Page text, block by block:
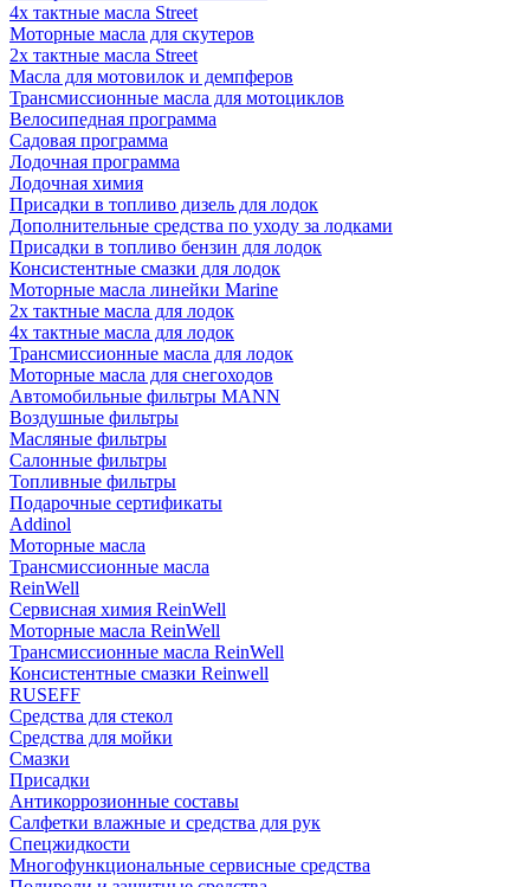
4х тактные масла Street
Моторные масла для скутеров
2х тактные масла Street
Масла для мотовилок и демпферов
Трансмиссионные масла для мотоциклов
Велосипедная программа
Садовая программа
Лодочная программа
Лодочная химия
Присадки в топливо дизель для лодок
Дополнительные средства по уходу за лодками
Присадки в топливо бензин для лодок
Консистентные смазки для лодок
Моторные масла линейки Marine
2х тактные масла для лодок
4х тактные масла для лодок
Трансмиссионные масла для лодок
Моторные масла для снегоходов
Автомобильные фильтры MANN
Воздушные фильтры
Масляные фильтры
Салонные фильтры
Топливные фильтры
Подарочные сертификаты
Addinol
Моторные масла
Трансмиссионные масла
ReinWell
Сервисная химия ReinWell
Моторные масла ReinWell
Трансмиссионные масла ReinWell
Консистентные смазки Reinwell
RUSEFF
Средства для стекол
Средства для мойки
Смазки
Присадки
Антикоррозионные составы
Салфетки влажные и средства для рук
Спецжидкости
Многофункциональные сервисные средства